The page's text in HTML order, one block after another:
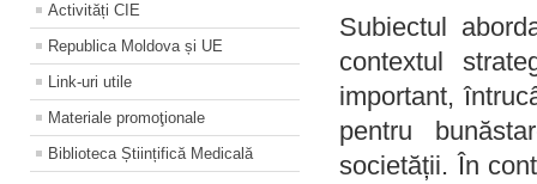
Activități CIE
Republica Moldova și UE
Link-uri utile
Materiale promoţionale
Biblioteca Științifică Medicală
Subiectul
contextul
important,
pentru
societății. În